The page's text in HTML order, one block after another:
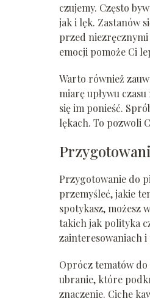
czujemy. Często
jak i lęk. Zastanów
przed niezręcznymi
emocji pomoże Ci
Warto również
miarę upływu
się im ponieść.
lękach. To pozwoli
Przygotowanie do
przemyśleć, jakie
spotykasz, możesz
takich jak polityka
zainteresowaniach i
Oprócz tematów
ubranie, które
znaczenie. Ciche